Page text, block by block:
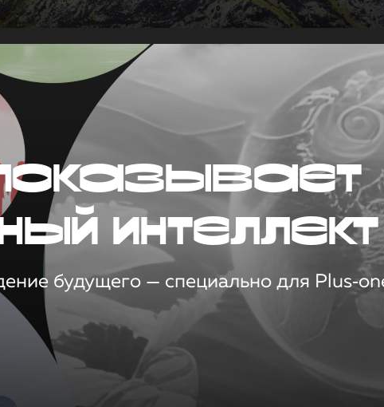
интеллект
будущего — специально для